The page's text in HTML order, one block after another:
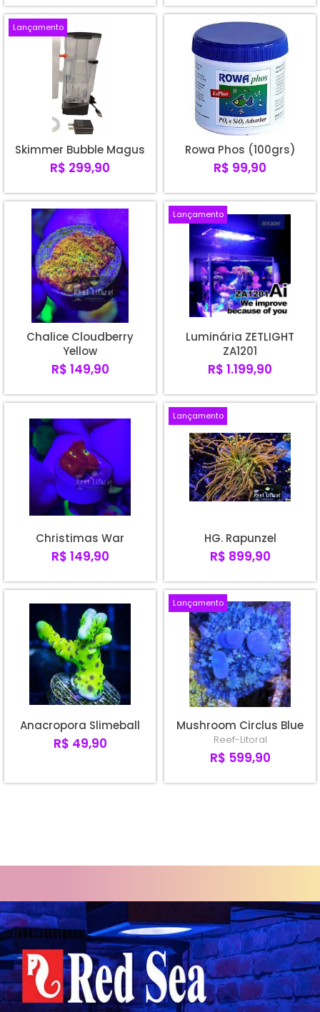
Lançamento
Skimmer Bubble Magus
R$ 299,90
Rowa Phos (100grs)
R$ 99,90
Chalice Cloudberry
Yellow
R$ 149,90
Lançamento
Luminária ZETLIGHT
ZA1201
R$ 1.199,90
Christimas War
R$ 149,90
Lançamento
HG. Rapunzel
R$ 899,90
Anacropora Slimeball
R$ 49,90
Lançamento
Mushroom Circlus Blue
Reef-Litoral
R$ 599,90